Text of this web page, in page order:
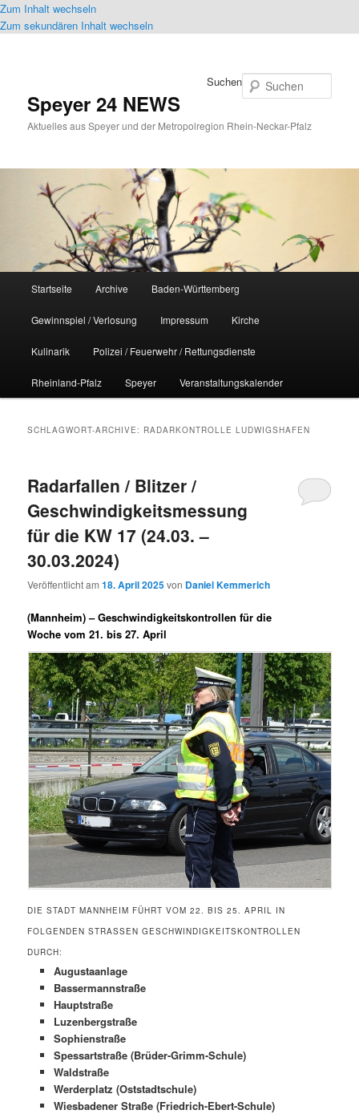
Zum Inhalt wechseln
Zum sekundären Inhalt wechseln
Speyer 24 NEWS
Aktuelles aus Speyer und der Metropolregion Rhein-Neckar-Pfalz
Suchen
Startseite Archive Baden-Württemberg
Gewinnspiel / Verlosung Impressum Kirche
Kulinarik Polizei / Feuerwehr / Rettungsdienste
Rheinland-Pfalz Speyer Veranstaltungskalender
SCHLAGWORT-ARCHIVE: RADARKONTROLLE LUDWIGSHAFEN
Radarfallen / Blitzer /
Geschwindigkeitsmessung
für die KW 17 (24.03. –
30.03.2024)
Veröffentlicht am18. April 2025von Daniel Kemmerich
(Mannheim) –Geschwindigkeitskontrollen für die
Woche vom 21. bis 27. April
DIE STADT MANNHEIM FÜHRT VOM 22. BIS 25. APRIL IN
FOLGENDEN STRASSEN GESCHWINDIGKEITSKONTROLLEN D
URCH:
Augustaanlage
Bassermannstraße
Hauptstraße
Luzenbergstraße
Sophienstraße
Spessartstraße (Brüder-Grimm-Schule)
Waldstraße
Werderplatz (Oststadtschule)
Wiesbadener Straße (Friedrich-Ebert-Schule)